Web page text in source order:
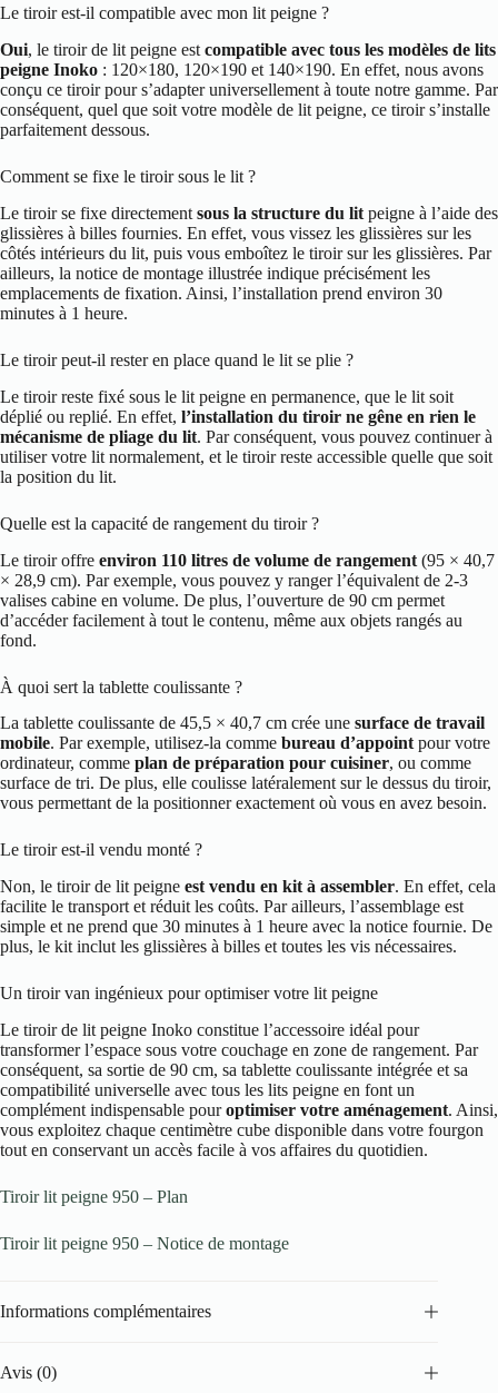
Le tiroir est-il compatible avec mon lit peigne ?
Oui, le tiroir de lit peigne est compatible avec tous les modèles de lits
peigne Inoko : 120×180, 120×190 et 140×190. En effet, nous avons
conçu ce tiroir pour s’adapter universellement à toute notre gamme. Par
conséquent, quel que soit votre modèle de lit peigne, ce tiroir s’installe
parfaitement dessous.
Comment se fixe le tiroir sous le lit ?
Le tiroir se fixe directement sous la structure du lit peigne à l’aide des
glissières à billes fournies. En effet, vous vissez les glissières sur les
côtés intérieurs du lit, puis vous emboîtez le tiroir sur les glissières. Par
ailleurs, la notice de montage illustrée indique précisément les
emplacements de fixation. Ainsi, l’installation prend environ 30
minutes à 1 heure.
Le tiroir peut-il rester en place quand le lit se plie ?
Le tiroir reste fixé sous le lit peigne en permanence, que le lit soit
déplié ou replié. En effet, l’installation du tiroir ne gêne en rien le
mécanisme de pliage du lit. Par conséquent, vous pouvez continuer à
utiliser votre lit normalement, et le tiroir reste accessible quelle que soit
la position du lit.
Quelle est la capacité de rangement du tiroir ?
Le tiroir offre environ 110 litres de volume de rangement (95 × 40,7
× 28,9 cm). Par exemple, vous pouvez y ranger l’équivalent de 2-3
valises cabine en volume. De plus, l’ouverture de 90 cm permet
d’accéder facilement à tout le contenu, même aux objets rangés au
fond.
À quoi sert la tablette coulissante ?
La tablette coulissante de 45,5 × 40,7 cm crée une surface de travail
mobile. Par exemple, utilisez-la comme bureau d’appoint pour votre
ordinateur, comme plan de préparation pour cuisiner, ou comme
surface de tri. De plus, elle coulisse latéralement sur le dessus du tiroir,
vous permettant de la positionner exactement où vous en avez besoin.
Le tiroir est-il vendu monté ?
Non, le tiroir de lit peigne est vendu en kit à assembler. En effet, cela
facilite le transport et réduit les coûts. Par ailleurs, l’assemblage est
simple et ne prend que 30 minutes à 1 heure avec la notice fournie. De
plus, le kit inclut les glissières à billes et toutes les vis nécessaires.
Un tiroir van ingénieux pour optimiser votre lit peigne
Le tiroir de lit peigne Inoko constitue l’accessoire idéal pour
transformer l’espace sous votre couchage en zone de rangement. Par
conséquent, sa sortie de 90 cm, sa tablette coulissante intégrée et sa
compatibilité universelle avec tous les lits peigne en font un
complément indispensable pouroptimiser votre aménagement. Ainsi,
vous exploitez chaque centimètre cube disponible dans votre fourgon
tout en conservant un accès facile à vos affaires du quotidien.
Tiroir lit peigne 950 – Plan
Tiroir lit peigne 950 – Notice de montage
Informations complémentaires
Avis (0)